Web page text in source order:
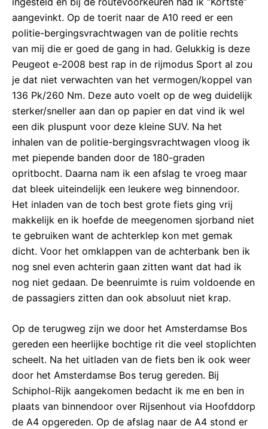
aangevinkt. Op de toerit naar de A10 reed er een
politie-bergingsvrachtwagen van de politie rechts
van mij die er goed de gang in had. Gelukkig is deze
Peugeot e-2008 best rap in de rijmodus Sport al zou
je dat niet verwachten van het vermogen/koppel van
136 Pk/260 Nm. Deze auto voelt op de weg duidelijk
sterker/sneller aan dan op papier en dat vind ik wel
een dik pluspunt voor deze kleine SUV. Na het
inhalen van de politie-bergingsvrachtwagen vloog ik
met piepende banden door de 180-graden
opritbocht. Daarna nam ik een afslag te vroeg maar
dat bleek uiteindelijk een leukere weg binnendoor.
Het inladen van de toch best grote fiets ging vrij
makkelijk en ik hoefde de meegenomen sjorband niet
te gebruiken want de achterklep kon met gemak
dicht. Voor het omklappen van de achterbank ben ik
nog snel even achterin gaan zitten want dat had ik
nog niet gedaan. De beenruimte is ruim voldoende en
de passagiers zitten dan ook absoluut niet krap.
Op de terugweg zijn we door het Amsterdamse Bos
gereden een heerlijke bochtige rit die veel stoplichten
scheelt. Na het uitladen van de fiets ben ik ook weer
door het Amsterdamse Bos terug gereden. Bij
Schiphol-Rijk aangekomen bedacht ik me en ben in
plaats van binnendoor over Rijsenhout via Hoofddorp
de A4 opgereden. Op de afslag naar de A4 stond er